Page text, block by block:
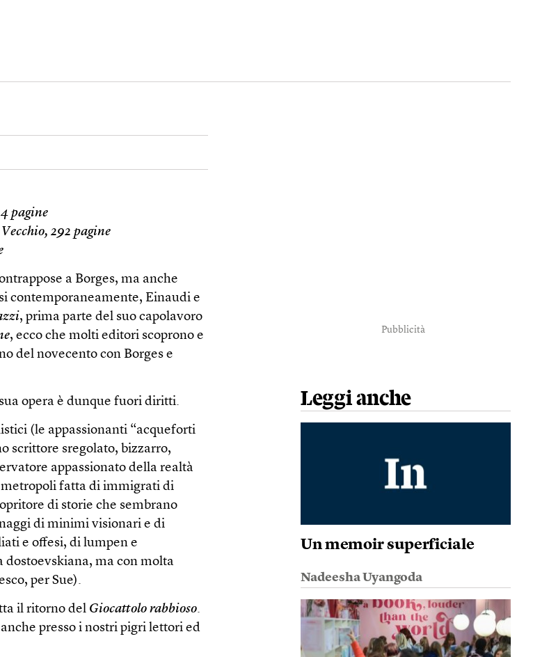
pagine
292 pagine
a Borges, ma anche
contemporaneamente, Einaudi e
, prima parte del suo capolavoro
, ecco che molti editori scoprono e
del novecento con Borges e
opera è dunque fuori diritti.
(le appassionanti “acqueforti
scrittore sregolato, bizzarro,
appassionato della realtà
metropoli fatta di immigrati di
di storie che sembrano
di minimi visionari e di
e offesi, di lumpen e
dostoevskiana, ma con molta
per Sue).
il ritorno del Giocattolo rabbioso.
presso i nostri pigri lettori ed
Pubblicità
Leggi anche
Un memoir superficiale
Nadeesha Uyangoda